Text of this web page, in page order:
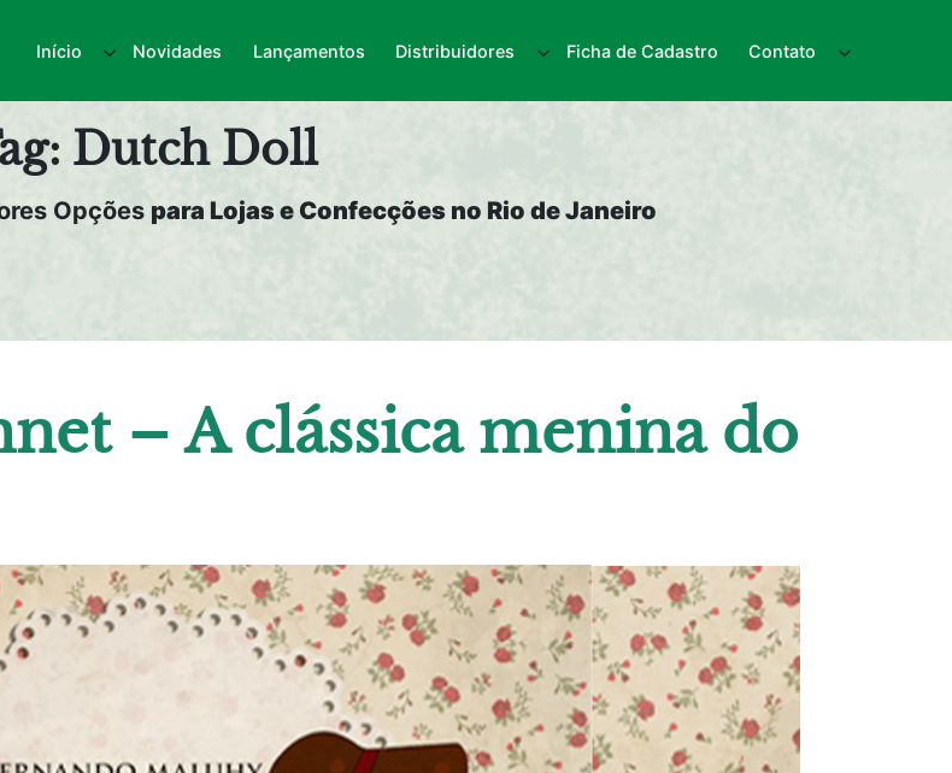
Início Novidades Lançamentos Distribuidores Ficha de Cadastro Contato
Dutch Doll
Opções para Lojas e Confecções no Rio de Janeiro
– A clássica menina do